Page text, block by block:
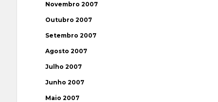
Novembro 2007
Outubro 2007
Setembro 2007
Agosto 2007
Julho 2007
Junho 2007
Maio 2007